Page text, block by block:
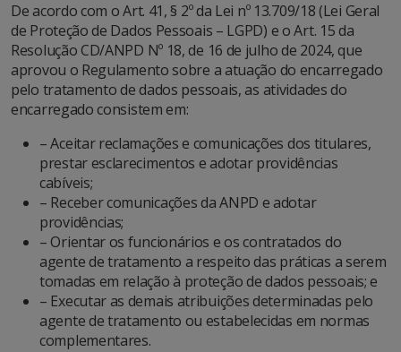
De acordo com o Art. 41, § 2º da Lei nº 13.709/18 (Lei Geral
de Proteção de Dados Pessoais – LGPD) e o Art. 15 da
Resolução CD/ANPD Nº 18, de 16 de julho de 2024, que
aprovou o Regulamento sobre a atuação do encarregado
pelo tratamento de dados pessoais, as atividades do
encarregado consistem em:
– Aceitar reclamações e comunicações dos titulares,
prestar esclarecimentos e adotar providências
cabíveis;
– Receber comunicações da ANPD e adotar
providências;
– Orientar os funcionários e os contratados do
agente de tratamento a respeito das práticas a serem
tomadas em relação à proteção de dados pessoais; e
– Executar as demais atribuições determinadas pelo
agente de tratamento ou estabelecidas em normas
complementares.